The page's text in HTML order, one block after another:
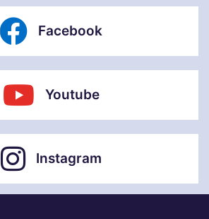
Facebook
Youtube
Instagram